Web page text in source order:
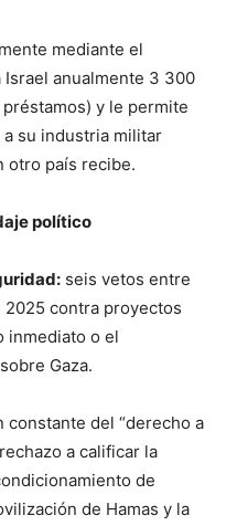
mediante el
Israel anualmente 3 300
y le permite
su industria militar
otro país recibe.
político
seis vetos entre
contra proyectos
inmediato o el
Gaza.
constante del “derecho a
a calificar la
de
de Hamas y la